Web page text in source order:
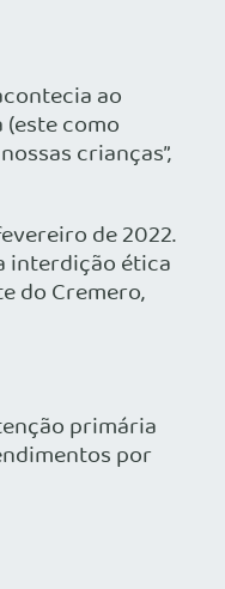
ao
como
crianças”,
de 2022.
interdição ética
do Cremero,
primária
por